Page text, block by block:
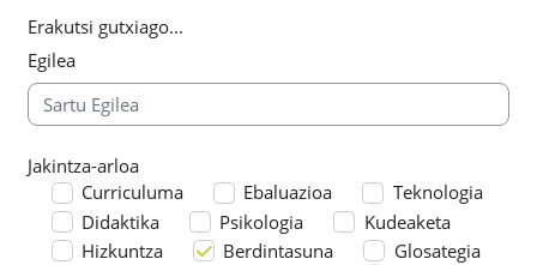
Erakutsi gutxiago...
Egilea
Jakintza-arloa
Jakintza-arloa
Curriculuma Ebaluazioa
Teknologia
Didaktika
Psikologia
Kudeaketa
Hizkuntza
Berdintasuna
Glosategia